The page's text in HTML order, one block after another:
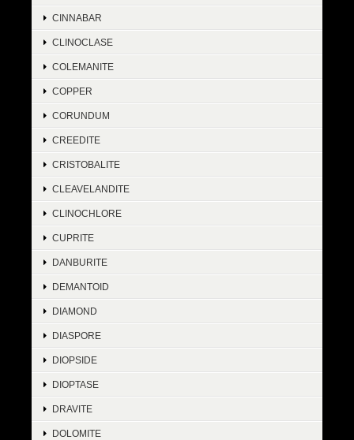
CINNABAR
CLINOCLASE
COLEMANITE
COPPER
CORUNDUM
CREEDITE
CRISTOBALITE
CLEAVELANDITE
CLINOCHLORE
CUPRITE
DANBURITE
DEMANTOID
DIAMOND
DIASPORE
DIOPSIDE
DIOPTASE
DRAVITE
DOLOMITE